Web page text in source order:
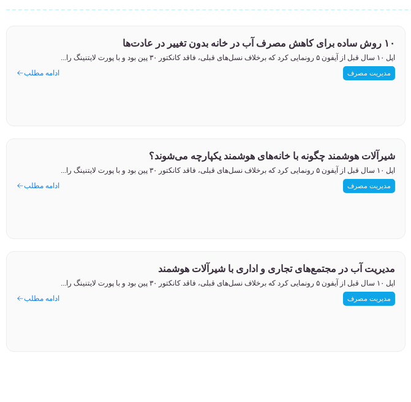
۱۰ روش ساده برای کاهش مصرف آب در خانه بدون تغییر در عادت‌ها
اپل ۱۰ سال قبل از آیفون ۵ رونمایی کرد که برخلاف نسل‌های قبلی، فاقد کانکتور ۳۰ پین بود و با پورت لایتنینگ را...
مدیریت مصرف ادامه مطلب
شیرآلات هوشمند چگونه با خانه‌های هوشمند یکپارچه می‌شوند؟
اپل ۱۰ سال قبل از آیفون ۵ رونمایی کرد که برخلاف نسل‌های قبلی، فاقد کانکتور ۳۰ پین بود و با پورت لایتنینگ را...
مدیریت مصرف ادامه مطلب
مدیریت آب در مجتمع‌های تجاری و اداری با شیرآلات هوشمند
اپل ۱۰ سال قبل از آیفون ۵ رونمایی کرد که برخلاف نسل‌های قبلی، فاقد کانکتور ۳۰ پین بود و با پورت لایتنینگ را...
مدیریت مصرف ادامه مطلب